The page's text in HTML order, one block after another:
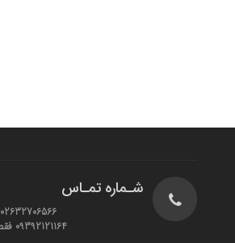
شـماره تمـاس
02632706566 نمابر
09392121164 فقط پیامک